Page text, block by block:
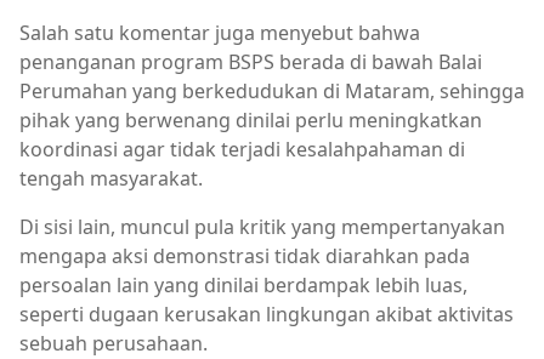
Salah satu komentar juga menyebut bahwa
penanganan program BSPS berada di bawah Balai
Perumahan yang berkedudukan di Mataram, sehingga
pihak yang berwenang dinilai perlu meningkatkan
koordinasi agar tidak terjadi kesalahpahaman di
tengah masyarakat.
Di sisi lain, muncul pula kritik yang mempertanyakan
mengapa aksi demonstrasi tidak diarahkan pada
persoalan lain yang dinilai berdampak lebih luas,
seperti dugaan kerusakan lingkungan akibat aktivitas
sebuah perusahaan.